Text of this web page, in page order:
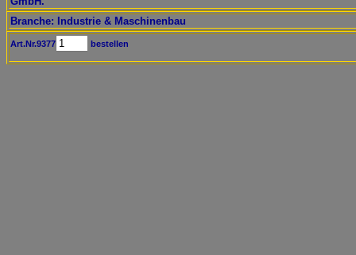
Branche: Industrie & Maschinenbau
Art.Nr.9377 bestellen